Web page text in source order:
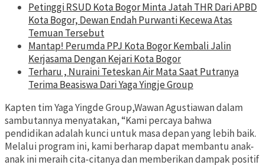
Petinggi RSUD Kota Bogor Minta Jatah THR Dari APBD
Kota Bogor, Dewan Endah Purwanti Kecewa Atas
Temuan Tersebut
Mantap! Perumda PPJ Kota Bogor Kembali Jalin
Kerjasama Dengan Kejari Kota Bogor
Terharu , Nuraini Teteskan Air Mata Saat Putranya
Terima Beasiswa Dari Yaga Yingje Group
Kapten tim Yaga Yingde Group,Wawan Agustiawan dalam
sambutannya menyatakan, “Kami percaya bahwa
pendidikan adalah kunci untuk masa depan yang lebih baik.
Melalui program ini, kami berharap dapat membantu anak-
anak ini meraih cita-citanya dan memberikan dampak positif